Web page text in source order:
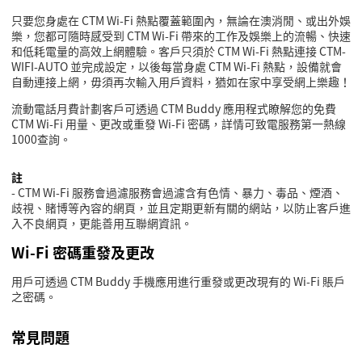
只要您身處在 CTM Wi-Fi 熱點覆蓋範圍內，無論在澳消閒、或出外娛
樂，您都可隨時感受到 CTM Wi-Fi 帶來的工作及娛樂上的流暢、快速
和低耗電量的高效上網體驗。客戶只須於CTM Wi-Fi 熱點連接CTM-
WIFI-AUTO 並完成設定，以後每當身處 CTM Wi-Fi 熱點，設備就會
自動連接上網，毋須再次輸入用戶資料，猶如在家中享受網上樂趣！
流動電話月費計劃客戶可透過 CTM Buddy 應用程式瞭解您的免費
CTM Wi-Fi 用量、更改或重發Wi-Fi 密碼，詳情可致電服務第一熱線
1000查詢。
註
- CTM Wi-Fi 服務會過濾服務會過濾含有色情、暴力、毒品、煙酒、
歧視、賭博等內容的網頁，並且定期更新有關的網站，以防止客戶進
入不良網頁，更能善用互聯網資訊。
Wi-Fi密碼重發及更改
用戶可透過 CTM Buddy手機應用進行重發或更改現有的 Wi-Fi 賬戶
之密碼。
常見問題